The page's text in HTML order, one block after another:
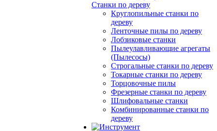
Станки по дереву
Круглопильные станки по
дереву
Ленточные пилы по дереву
Лобзиковые станки
Пылеулавливающие агрегаты
(Пылесосы)
Строгальные станки по дереву
Токарные станки по дереву
Торцовочные пилы
Фрезерные станки по дереву
Шлифовальные станки
Комбинированные станки по
дереву